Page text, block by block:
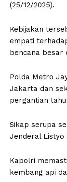
(25/12/2025).
Kebijakan
empati
bencana besar
Polda Metro
Jakarta dan
pergantian
Sikap serupa
Jenderal Listyo
Kapolri
kembang api